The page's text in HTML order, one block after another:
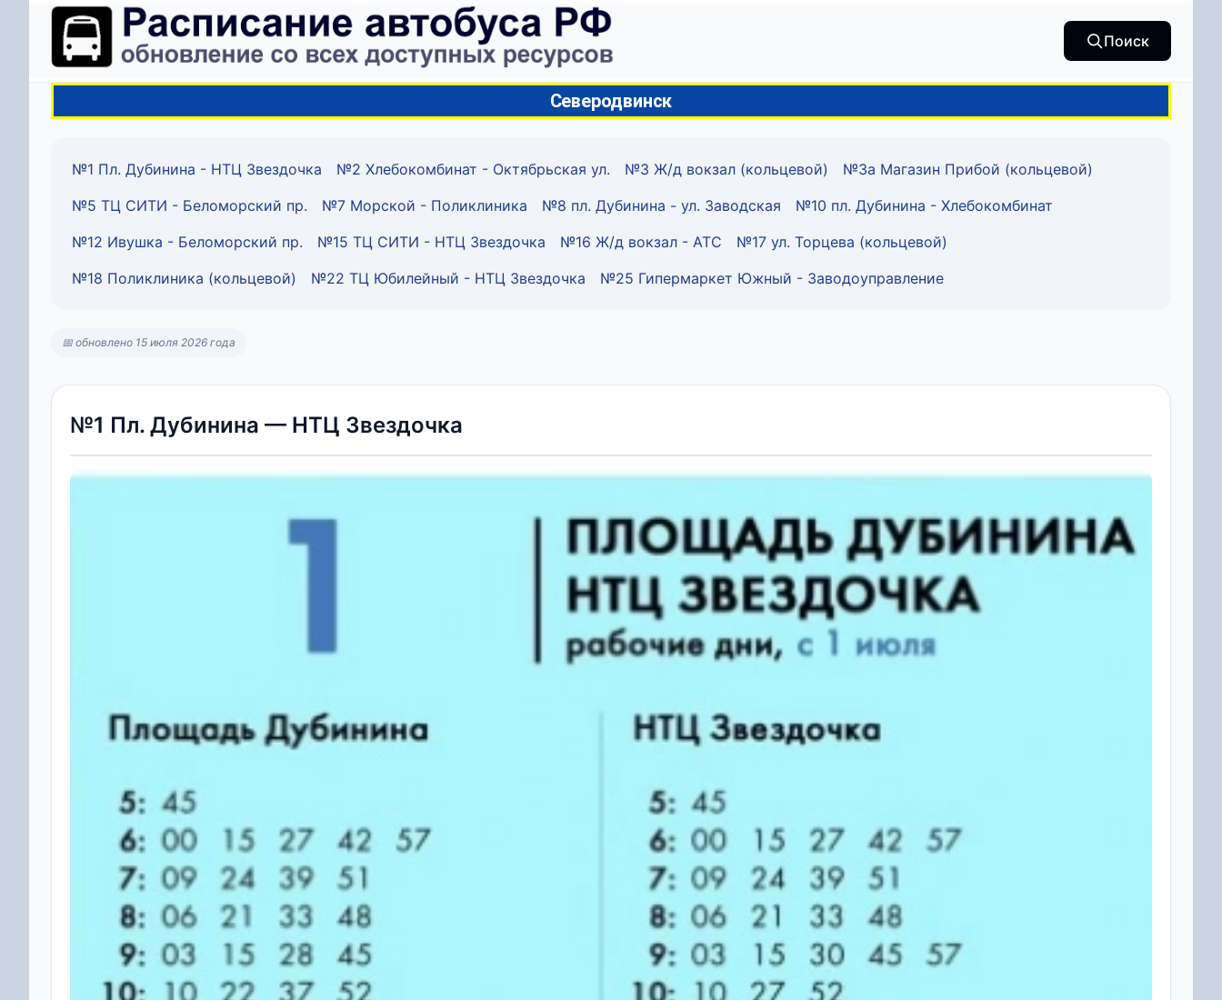
Поиск
Северодвинск
№1 Пл. Дубинина - НТЦ Звездочка №2 Хлебокомбинат - Октябрьская ул. №3 Ж/д вокзал (кольцевой)
№3а Магазин Прибой (кольцевой)
№5 ТЦ СИТИ - Беломорский пр.
№7 Морской - Поликлиника №8 пл. Дубинина - ул. Заводская
№10 пл. Дубинина - Хлебокомбинат
№12 Ивушка - Беломорский пр.
№15 ТЦ СИТИ - НТЦ Звездочка №16 Ж/д вокзал - АТС
№17 ул. Торцева (кольцевой)
№18 Поликлиника (кольцевой)
№22 ТЦ Юбилейный - НТЦ Звездочка №25 Гипермаркет Южный - Заводоуправление
📅 обновлено 15 июля 2026 года
№1 Пл. Дубинина — НТЦ Звездочка